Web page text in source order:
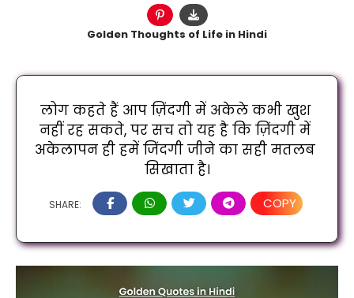
Golden Thoughts of Life in Hindi
लोग कहते हैं आप ज़िंदगी में अकेले कभी खुश
नहीं रह सकते, पर सच तो यह है कि ज़िंदगी में
अकेलापन ही हमें जिंदगी जीने का सही मतलब
सिखाता है।
SHARE: COPY